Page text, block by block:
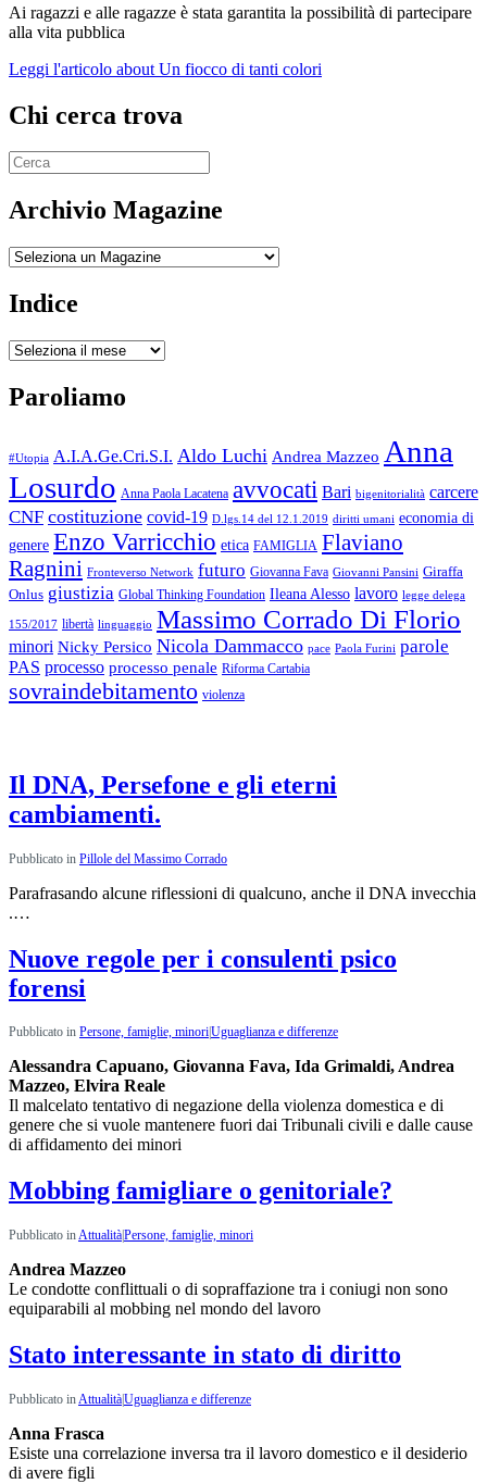
Ai ragazzi e alle ragazze è stata garantita la possibilità di partecipare
alla vita pubblica
Leggi l'articolo about Un fiocco di tanti colori
Chi cerca trova
Archivio Magazine
Archivio
Indice
Indice
Paroliamo
#Utopia A.I.A.Ge.Cri.S.I. Aldo Luchi Andrea Mazzeo Anna
Losurdo Anna Paola Lacatena avvocati Bari bigenitorialità carcere
CNF costituzione covid-19 D.lgs.14 del 12.1.2019 diritti umani economia di
genere Enzo Varricchio etica FAMIGLIA Flaviano
Ragnini Fronteverso Network futuro Giovanna Fava Giovanni Pansini Giraffa
Onlus giustizia Global Thinking Foundation Ileana Alesso lavoro legge delega
155/2017 libertà linguaggio Massimo Corrado Di Florio
minori Nicky Persico Nicola Dammacco pace Paola Furini parole
PAS processo processo penale Riforma Cartabia
sovraindebitamento violenza
Il DNA, Persefone e gli eterni
cambiamenti.
Pubblicato in Pillole del Massimo Corrado
Parafrasando alcune riflessioni di qualcuno, anche il DNA invecchia
.…
Nuove regole per i consulenti psico
forensi
Pubblicato in Persone, famiglie, minoriUguaglianza e differenze
Alessandra Capuano, Giovanna Fava, Ida Grimaldi, Andrea
Mazzeo, Elvira Reale
Il malcelato tentativo di negazione della violenza domestica e di
genere che si vuole mantenere fuori dai Tribunali civili e dalle cause
di affidamento dei minori
Mobbing famigliare o genitoriale?
Pubblicato inAttualitàPersone, famiglie, minori
Andrea Mazzeo
Le condotte conflittuali o di sopraffazione tra i coniugi non sono
equiparabili al mobbing nel mondo del lavoro
Stato interessante in stato di diritto
Pubblicato inAttualitàUguaglianza e differenze
Anna Frasca
Esiste una correlazione inversa tra il lavoro domestico e il desiderio
di avere figli